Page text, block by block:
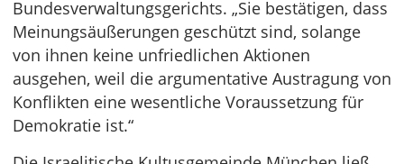
Bundesverwaltungsgerichts. „Sie bestätigen, dass
Meinungsäußerungen geschützt sind, solange
von ihnen keine unfriedlichen Aktionen
ausgehen, weil die argumentative Austragung von
Konflikten eine wesentliche Voraussetzung für
Demokratie ist.“